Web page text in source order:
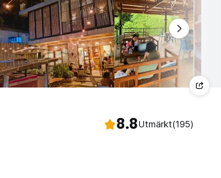
8.8Utmärkt(195)